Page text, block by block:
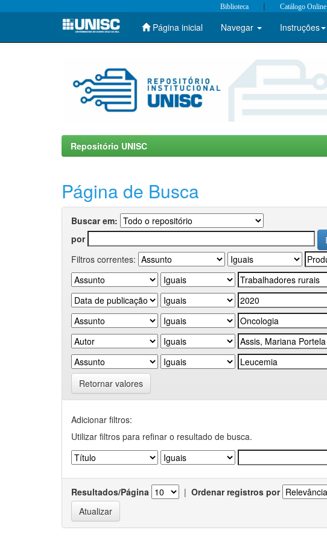
Skip
Biblioteca | Catálogo Online
Página inicial Navegar Instruções
Repositório UNISC
Página de Busca
Buscar em:
por
Filtros correntes:
Retornar valores
Adicionar filtros:
Utilizar filtros para refinar o resultado de busca.
Resultados/Página | Ordenar registros por